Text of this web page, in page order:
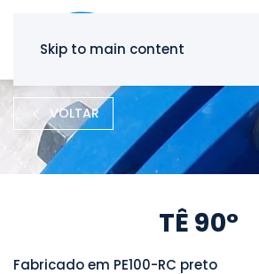
Skip to main content
VOLTAR
TÊ 90°
Fabricado em PE100-RC preto